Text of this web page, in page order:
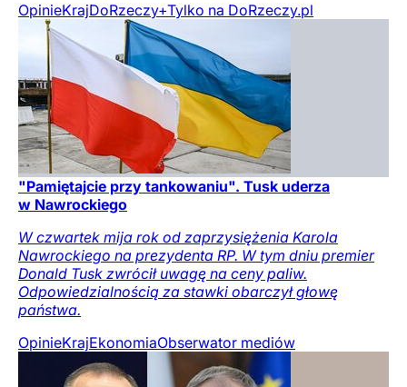
OpinieKrajDoRzeczy+Tylko na DoRzeczy.pl
"Pamiętajcie przy tankowaniu". Tusk uderza
w Nawrockiego
W czwartek mija rok od zaprzysiężenia Karola
Nawrockiego na prezydenta RP. W tym dniu premier
Donald Tusk zwrócił uwagę na ceny paliw.
Odpowiedzialnością za stawki obarczył głowę
państwa.
OpinieKrajEkonomiaObserwator mediów